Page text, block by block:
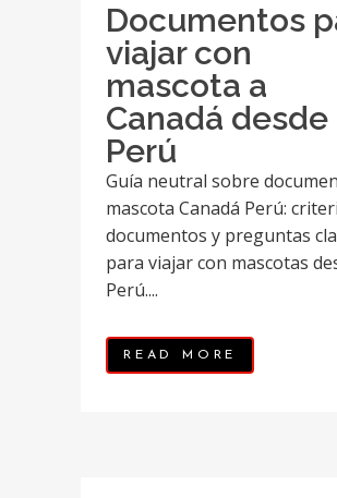
Documentos
viajar con
mascota a
Canadá desde
Perú
Guía neutral sobre
mascota Canadá Perú:
documentos y preguntas
para viajar con mascotas
Perú....
READ MORE